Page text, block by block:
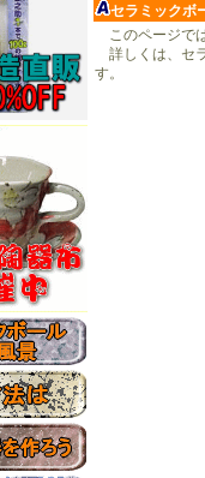
セラミックボ
このページでは
詳しくは、セ
す。